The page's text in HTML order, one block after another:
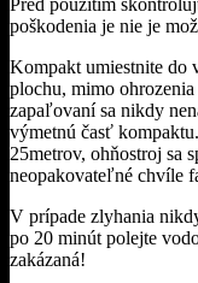
poškodenia je nie je
Kompakt umiestnite do
plochu, mimo
zapaľovaní sa nikdy
výmetnú časť
25metrov, ohňostroj sa
neopakovateľné chvíle
V prípade zlyhania
po 20 minút polejte
zakázaná!